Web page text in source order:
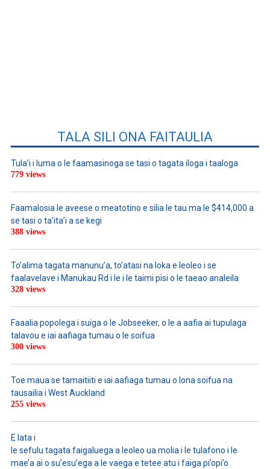
TALA SILI ONA FAITAULIA
Tula’i i luma o le faamasinoga se tasi o tagata iloga i taaloga
779 views
Faamalosia le aveese o meatotino e silia le tau ma le $414,000 a
se tasi o ta’ita’i a se kegi
388 views
To’alima tagata manunu’a, to’atasi na loka e leoleo i se
faalavelave i Manukau Rd i le i le taimi pisi o le taeao analeila
328 views
Faaalia popolega i suiga o le Jobseeker, o le a aafia ai tupulaga
talavou e iai aafiaga tumau o le soifua
300 views
Toe maua se tamaitiiti e iai aafiaga tumau o lona soifua na
tausailia i West Auckland
255 views
E lata i
le sefulu tagata faigaluega a leoleo ua molia i le tulafono i le
mae’a ai o su’esu’ega a le vaega e tetee atu i faiga pi’opi’o